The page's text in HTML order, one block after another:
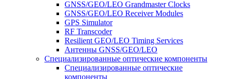
GNSS/GEO/LEO Grandmaster Clocks
GNSS/GEO/LEO Receiver Modules
GPS Simulator
RF Transcoder
Resilient GEO/LEO Timing Services
Антенны GNSS/GEO/LEO
Специализированные оптические компоненты
Специализированные оптические
компоненты